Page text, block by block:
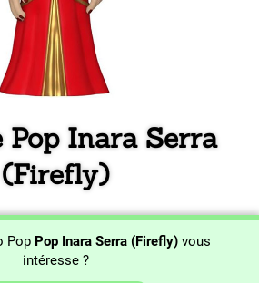
Pop Inara Serra
(Firefly)
Pop Pop Inara Serra (Firefly) vous
intéresse ?